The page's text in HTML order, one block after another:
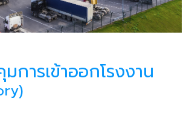
การเข้าออกโรงงาน